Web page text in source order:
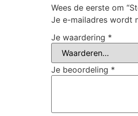
Wees de eerste om
Je e-mailadres wordt
Je waardering *
Je beoordeling *